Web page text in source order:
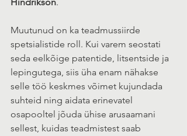
Hindrikson.
Muutunud on ka teadmussiirde
spetsialistide roll. Kui varem seostati
seda eelkõige patentide, litsentside ja
lepingutega, siis üha enam nähakse
selle töö keskmes võimet kujundada
suhteid ning aidata erinevatel
osapooltel jõuda ühise arusaamani
sellest, kuidas teadmistest saab